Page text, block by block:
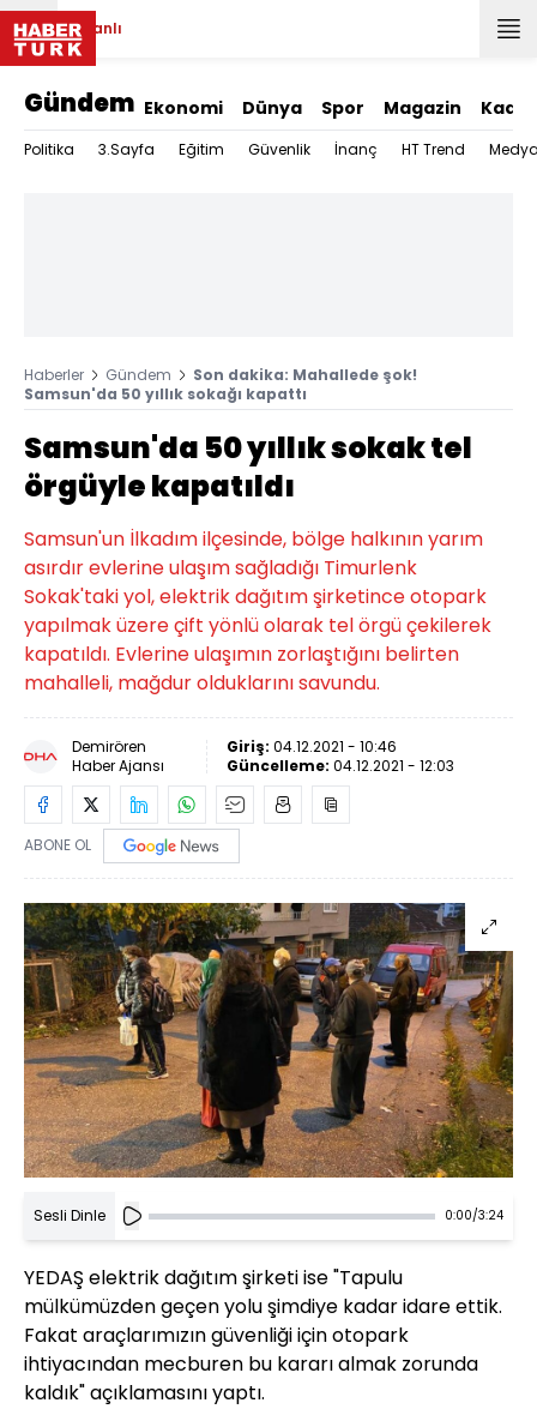
Canlı
Gündem Ekonomi Dünya Spor Magazin Kadın
Politika 3.Sayfa Eğitim Güvenlik İnanç HT Trend
Haberler Gündem
Son dakika: Mahallede şok!
Samsun'da 50 yıllık sokağı kapattı
Samsun'da 50 yıllık sokak tel
örgüyle kapatıldı
Samsun'un İlkadım ilçesinde, bölge halkının yarım
asırdır evlerine ulaşım sağladığı Timurlenk
Sokak'taki yol, elektrik dağıtım şirketince otopark
yapılmak üzere çift yönlü olarak tel örgü çekilerek
kapatıldı. Evlerine ulaşımın zorlaştığını belirten
mahalleli, mağdur olduklarını savundu.
Demirören
Haber Ajansı
Giriş: 04.12.2021 - 10:46
Güncelleme: 04.12.2021 - 12:03
ABONE OL
Sesli Dinle 0:00/3:24
YEDAŞ elektrik dağıtım şirketi ise "Tapulu
mülkümüzden geçen yolu şimdiye kadar idare ettik.
Fakat araçlarımızın güvenliği için otopark
ihtiyacından mecburen bu kararı almak zorunda
kaldık" açıklamasını yaptı.